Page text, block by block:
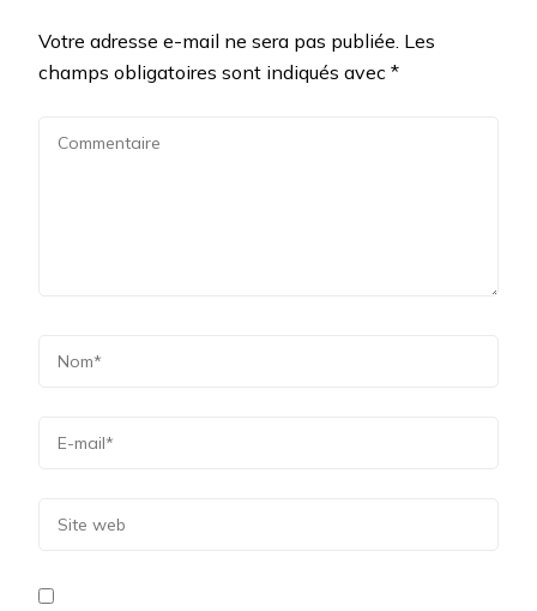
Votre adresse e-mail ne sera pas publiée. Les
champs obligatoires sont indiqués avec *